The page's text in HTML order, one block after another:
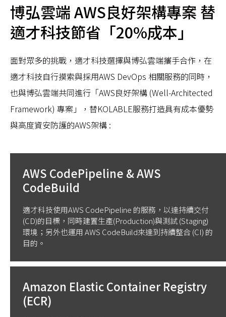
博弘雲端 AWS良好架構專案 替
適才科技節省「20%成本」
面對眾多的挑戰，適才科技選擇與博弘雲端攜手合作，在
適才科技自行摸索與採用AWS DevOps 相關服務的同時，
也與博弘雲端共同進行「AWS良好架構 (Well-Architected
Framework) 專案」，替KOLABLE服務打造具有成本優勢
與高度資安防護的AWS架構 :
AWS CodePipeline & AWS
CodeBuild
適才科技使用AWS CodePipeline 的服務，以達持續交付
(CD)的目標，同時建置生產(Production)與測試 (Staging)
環境；另外也運用 AWS CodeBuild來達到持續整合 (CI) 的
目的。
Amazon Elastic Container Registry
(ECR)